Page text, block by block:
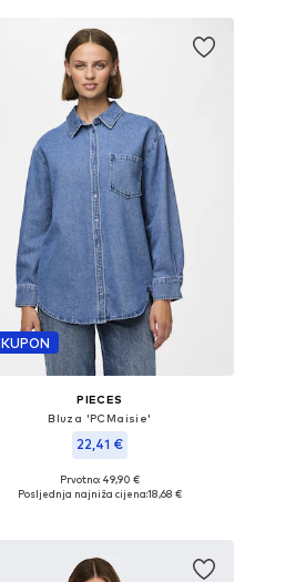
KUPON
PIECES
Bluza 'PCMaisie'
22,41 €
Dostupne veličine: XS
Prvotno: 49,90 €
Posljednja najniža cijena:18,68 €